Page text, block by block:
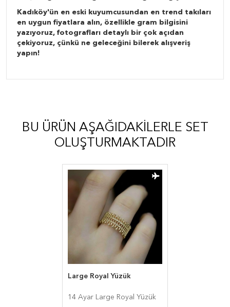
Kadıköy'ün en eski kuyumcusundan en trend takıları
en uygun fiyatlara alın, özellikle gram bilgisini
yazıyoruz, fotografları detaylı bir çok açıdan
çekiyoruz, çünkü ne geleceğini bilerek alışveriş
yapın!
BU ÜRÜN AŞAĞIDAKILERLE SET
OLUŞTURMAKTADIR
Large Royal Yüzük
14 Ayar Large Royal Yüzük